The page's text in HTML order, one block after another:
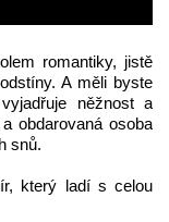
romantiky, jistě
A měli byste
něžnost a
obdarovaná osoba
snů.
který ladí s celou